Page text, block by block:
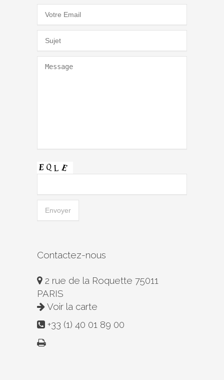
Contactez-nous
2 rue de la Roquette 75011
PARIS
Voir la carte
+33 (1) 40 01 89 00